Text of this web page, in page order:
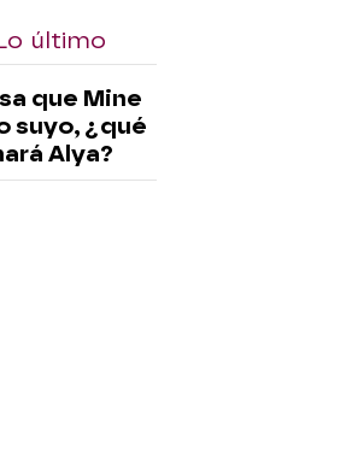
último
que Mine
suyo, ¿qué
Alya?